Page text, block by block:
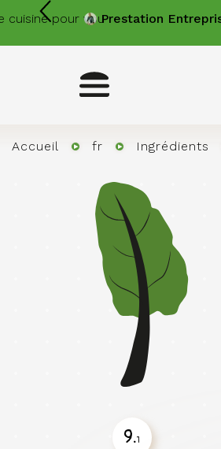
au
pour vous.Prestation Entreprises
Toggle
navigation
Accueil fr Ingrédients
9.1